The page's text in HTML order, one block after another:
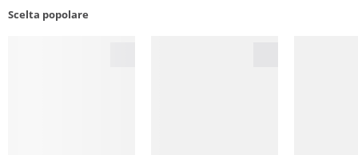
Scelta popolare